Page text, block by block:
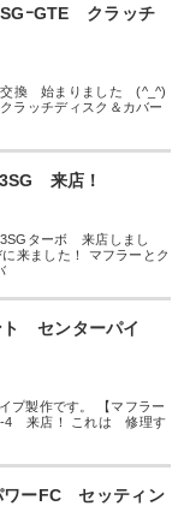
ｰGTE クラッチ
換 始まりました (^_^)
ッチディスク＆カバー
来店！
ターボ 来店しまし
ました！ マフラーとク
センターパイ
製作です。 【マフラー
4 来店！ これは 修理す
ーFC セッティン